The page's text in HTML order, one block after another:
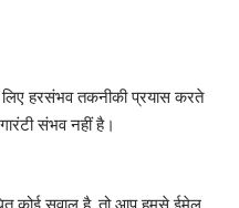
हरसंभव तकनीकी प्रयास करते
संभव नहीं है।